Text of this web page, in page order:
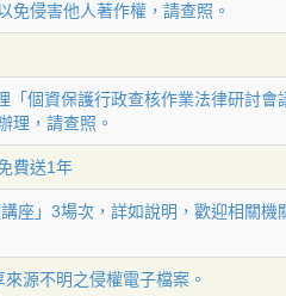
免侵害他人著作權，請查照。
個資保護行政查核作業法律研討會
理，請查照。
費送1年
座」3場次，詳如說明，歡迎相關機
源不明之侵權電子檔案。